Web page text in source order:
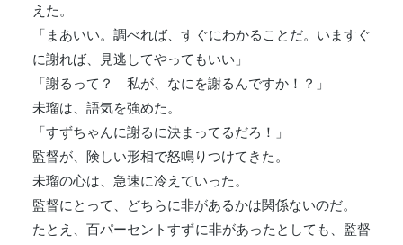
えた。
「まあいい。調べれば、すぐにわかることだ。いますぐ
に謝れば、見逃してやってもいい」
「謝るって？ 私が、なにを謝るんですか！？」
未瑠は、語気を強めた。
「すずちゃんに謝るに決まってるだろ！」
監督が、険しい形相で怒鳴りつけてきた。
未瑠の心は、急速に冷えていった。
監督にとって、どちらに非があるかは関係ないのだ。
たとえ、百パーセントすずに非があったとしても、監督